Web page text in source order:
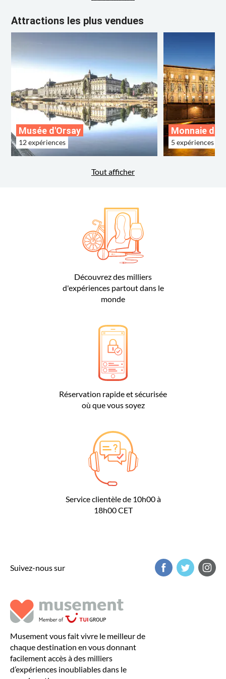
Attractions les plus vendues
Musée d'Orsay
12 expériences
Monnaie de
5 expériences
Tout afficher
Découvrez des milliers
d'expériences partout dans le
monde
Réservation rapide et sécurisée
où que vous soyez
Service clientèle de 10h00 à
18h00 CET
Suivez-nous sur
Musement vous fait vivre le meilleur de
chaque destination en vous donnant
facilement accès à des milliers
d’expériences inoubliables dans le